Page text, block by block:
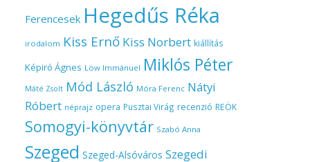
Ferencesek Hegedűs Réka
irodalom Kiss Ernő Kiss Norbert kiállítás
Képiró Ágnes Löw Immánuel Miklós Péter
Máté Zsolt Mód László Móra Ferenc Nátyi
Róbert néprajz opera Pusztai Virág recenzió REÖK
Somogyi-könyvtár Szabó Anna
Szeged Szeged-Alsóváros Szegedi